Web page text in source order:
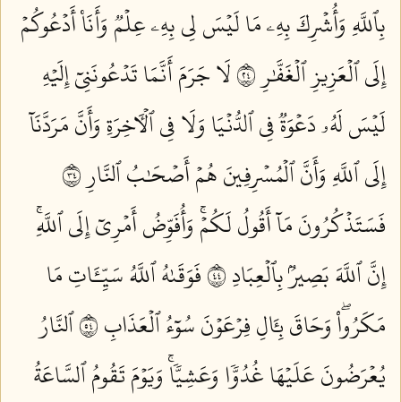
بِٱللَّهِ وَأُشۡرِكَ بِهِۦ مَا لَيۡسَ لِي بِهِۦ عِلۡمٞ وَأَنَا۠ أَدۡعُوكُمۡ
إِلَى ٱلۡعَزِيزِ ٱلۡغَفَّٰرِ ٤٢
لَا جَرَمَ أَنَّمَا تَدۡعُونَنِيٓ إِلَيۡهِ
لَيۡسَ لَهُۥ دَعۡوَةٞ فِي ٱلدُّنۡيَا وَلَا فِي ٱلۡأٓخِرَةِ وَأَنَّ مَرَدَّنَآ
إِلَى ٱللَّهِ وَأَنَّ ٱلۡمُسۡرِفِينَ هُمۡ أَصۡحَٰبُ ٱلنَّارِ ٤٣
فَسَتَذۡكُرُونَ مَآ أَقُولُ لَكُمۡۚ وَأُفَوِّضُ أَمۡرِيٓ إِلَى ٱللَّهِۚ
إِنَّ ٱللَّهَ بَصِيرُۢ بِٱلۡعِبَادِ ٤٤
فَوَقَىٰهُ ٱللَّهُ سَيِّـَٔاتِ مَا
مَكَرُواْۖ وَحَاقَ بِـَٔالِ فِرۡعَوۡنَ سُوٓءُ ٱلۡعَذَابِ ٤٥
ٱلنَّارُ
يُعۡرَضُونَ عَلَيۡهَا غُدُوّٗا وَعَشِيّٗاۚ وَيَوۡمَ تَقُومُ ٱلسَّاعَةُ